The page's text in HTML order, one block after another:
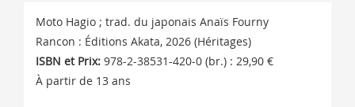
Moto Hagio ; trad. du japonais Anaïs Fourny
Rancon : Éditions Akata, 2026 (Héritages)
ISBN et Prix: 978-2-38531-420-0 (br.) : 29,90 €
À partir de 13 ans